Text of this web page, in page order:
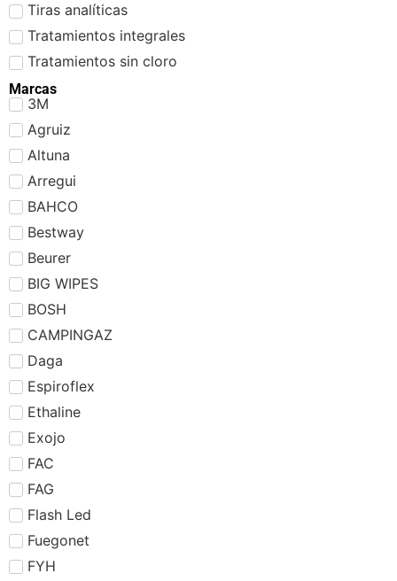
Tiras analíticas
Tratamientos integrales
Tratamientos sin cloro
Marcas
3M
Agruiz
Altuna
Arregui
BAHCO
Bestway
Beurer
BIG WIPES
BOSH
CAMPINGAZ
Daga
Espiroflex
Ethaline
Exojo
FAC
FAG
Flash Led
Fuegonet
FYH